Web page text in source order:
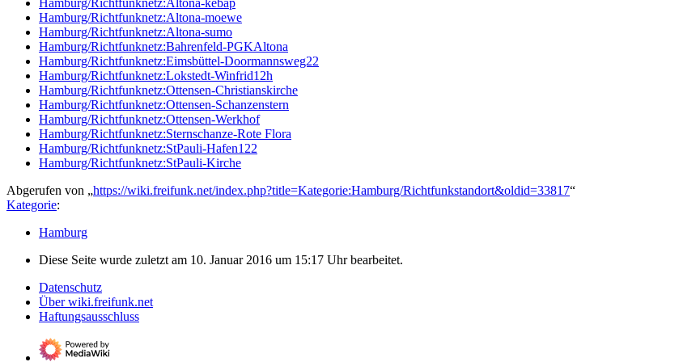
Hamburg/Richtfunknetz:Altona-kebap
Hamburg/Richtfunknetz:Altona-moewe
Hamburg/Richtfunknetz:Altona-sumo
Hamburg/Richtfunknetz:Bahrenfeld-PGKAltona
Hamburg/Richtfunknetz:Eimsbüttel-Doormannsweg22
Hamburg/Richtfunknetz:Lokstedt-Winfrid12h
Hamburg/Richtfunknetz:Ottensen-Christianskirche
Hamburg/Richtfunknetz:Ottensen-Schanzenstern
Hamburg/Richtfunknetz:Ottensen-Werkhof
Hamburg/Richtfunknetz:Sternschanze-Rote Flora
Hamburg/Richtfunknetz:StPauli-Hafen122
Hamburg/Richtfunknetz:StPauli-Kirche
Abgerufen von „https://wiki.freifunk.net/index.php?title=Kategorie:Hamburg/Richtfunkstandort&oldid=33817“
Kategorie:
Hamburg
Diese Seite wurde zuletzt am 10. Januar 2016 um 15:17 Uhr bearbeitet.
Datenschutz
Über wiki.freifunk.net
Haftungsausschluss